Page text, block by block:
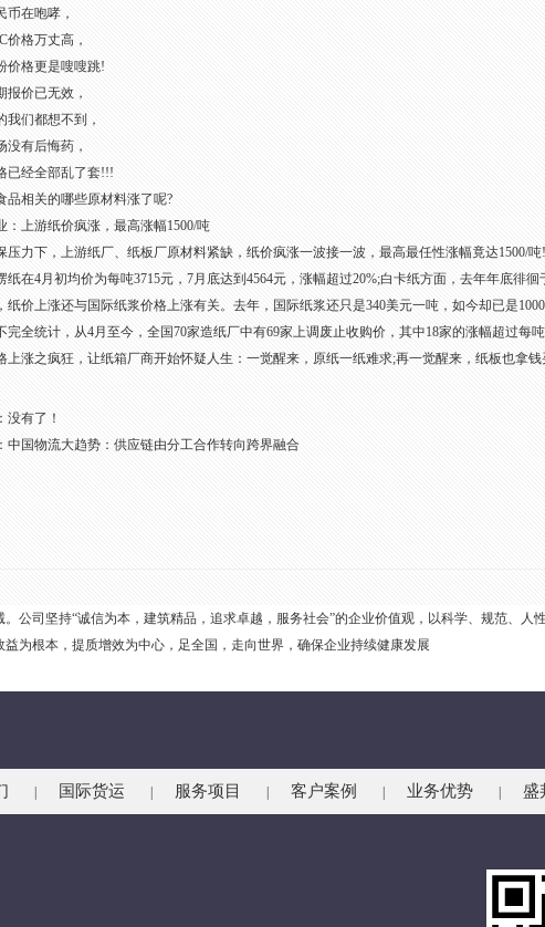
在咆哮，
格万丈高，
格更是嗖嗖跳!
价已无效，
们都想不到，
有后悔药，
经全部乱了套!!!
相关的哪些原材料涨了呢?
上游纸价疯涨，最高涨幅1500/吨
力下，上游纸厂、纸板厂原材料紧缺，纸价疯涨一波接一波，最高最任性涨幅竟达1500/吨!
4月初均价为每吨3715元，7月底达到4564元，涨幅超过20%;白卡纸方面，去年年底徘徊
纸价上涨还与国际纸浆价格上涨有关。去年，国际纸浆还只是340美元一吨，如今却已是1000
统计，从4月至今，全国70家造纸厂中有69家上调废止收购价，其中18家的涨幅超过每
涨之疯狂，让纸箱厂商开始怀疑人生：一觉醒来，原纸一纸难求;再一觉醒来，纸板也拿钱
没有了！
中国物流大趋势：供应链由分工合作转向跨界融合
公司坚持“诚信为本，建筑精品，追求卓越，服务社会”的企业价值观，以科学、规范、
为根本，提质增效为中心，足全国，走向世界，确保企业持续健康发展
国际货运 服务项目 客户案例 业务优势 盛